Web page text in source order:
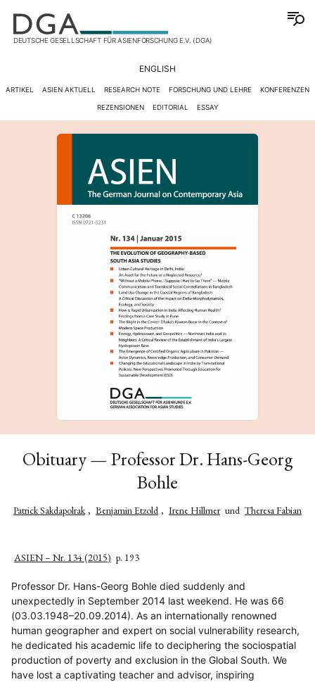
DEUTSCHE GESELLSCHAFT FÜR ASIENFORSCHUNG E.V. (DGA)
ENGLISH
ARTIKEL ASIEN AKTUELL RESEARCH NOTE FORSCHUNG UND LEHRE KONFERENZEN
REZENSIONEN EDITORIAL ESSAY
Obituary — Professor Dr. Hans-Georg
Bohle
Patrick Sakdapolrak , Benjamin Etzold , Irene Hillmer und Theresa Fabian
ASIEN – Nr. 134 (2015) p. 193
Professor Dr. Hans-Georg Bohle died suddenly and
unexpectedly in September 2014 last weekend. He was 66
(03.03.1948–20.09.2014). As an internationally renowned
human geographer and expert on social vulnerability research,
he dedicated his academic life to deciphering the sociospatial
production of poverty and exclusion in the Global South. We
have lost a captivating teacher and advisor, inspiring